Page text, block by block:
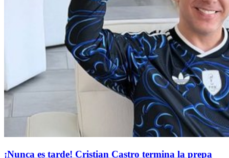
¡Nunca es tarde! Cristian Castro termina la prepa